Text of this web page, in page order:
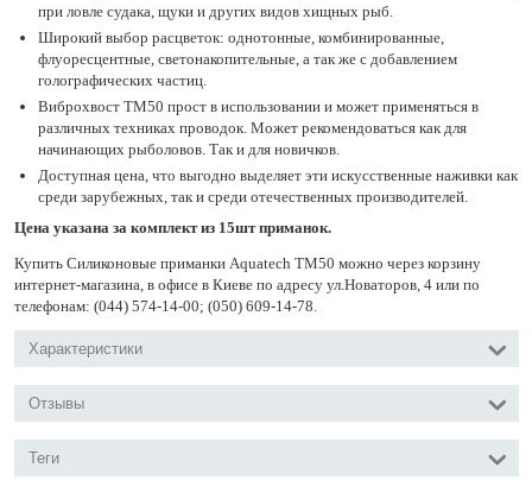
при ловле судака, щуки и других видов хищных рыб.
Широкий выбор расцветок: однотонные, комбинированные,
флуоресцентные, светонакопительные, а так же с добавлением
голографических частиц.
Виброхвост TM50 прост в использовании и может применяться в
различных техниках проводок. Может рекомендоваться как для
начинающих рыболовов. Так и для новичков.
Доступная цена, что выгодно выделяет эти искусственные наживки как
среди зарубежных, так и среди отечественных производителей.
Цена указана за комплект из 15шт приманок.
Купить Силиконовые приманки Aquatech TM50 можно через корзину
интернет-магазина, в офисе в Киеве по адресу ул.Новаторов, 4 или по
телефонам: (044) 574-14-00; (050) 609-14-78.
Характеристики
Отзывы
Теги